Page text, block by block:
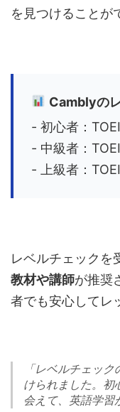
を見つけることが
Camblyの
- 初心者：
- 中級者：
- 上級者：
レベルチェックを
教材や講師が推奨
者でも安心してレ
「レベルチェッ
けられました。初
会えて、英語学習